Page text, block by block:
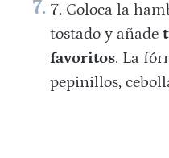
Coloca la
tostado y añade
favoritos. La
pepinillos,